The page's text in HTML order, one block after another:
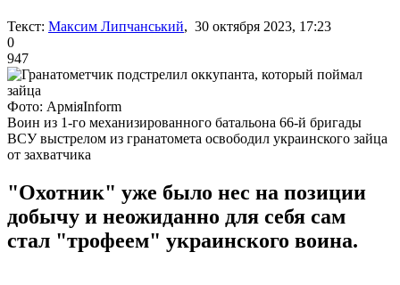
Текст: Максим Липчанський, 30 октября 2023, 17:23
0
947
Фото: АрміяІnform
Воин из 1-го механизированного батальона 66-й бригады
ВСУ выстрелом из гранатомета освободил украинского зайца
от захватчика
"Охотник" уже было нес на позиции
добычу и неожиданно для себя сам
стал "трофеем" украинского воина.